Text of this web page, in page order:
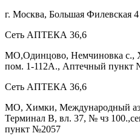
г. Москва, Большая Филевская 4
Сеть АПТЕКА 36,6
МО,Одинцово, Немчиновка с.,
пом. 1-112А., Аптечный пункт
Сеть АПТЕКА 36,6
МО, Химки, Международный
Терминал В, вл. 37, № чз
пункт №2057